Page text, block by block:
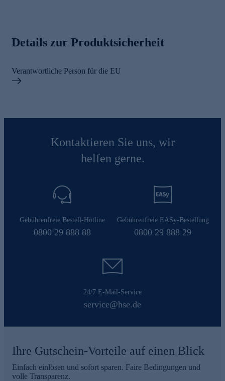
Details zur Produktsicherheit
Verantwortliche Person für die EU
Kontaktieren Sie uns, wir
helfen gerne.
Gebührenfreie Bestell-Hotline
0800 29 888 88
Gebührenfreie EASy-Bestellung
0800 29 888 29
24/7 E-Mail-Service
service@hse.de
Ihre Gutschein-Vorteile auf einen Blick
Einfach einlösen und sofort sparen. Faire Bedingungen und
volle Transparenz.